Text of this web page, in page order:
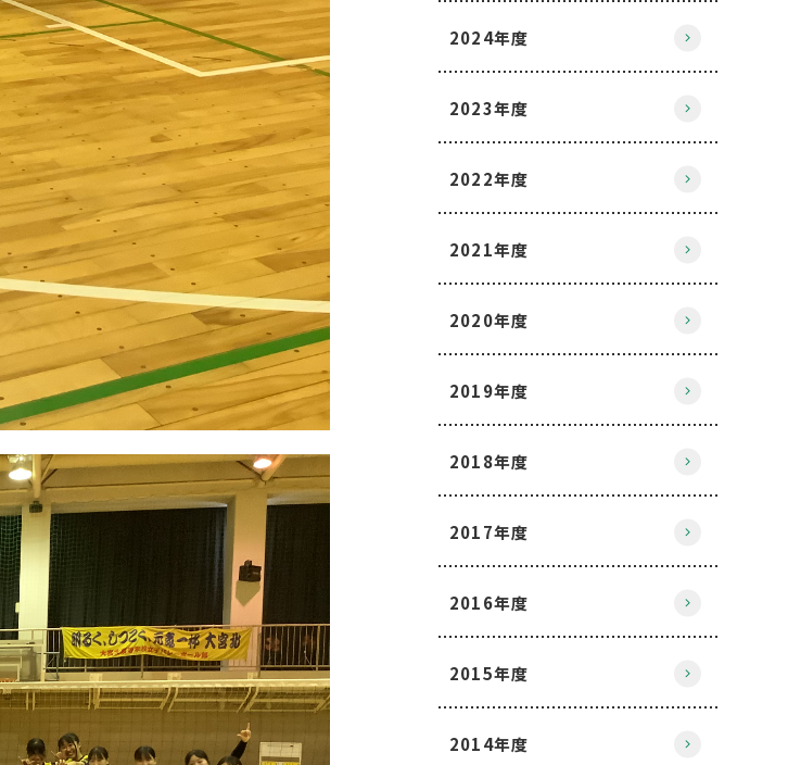
2024年度
2023年度
2022年度
2021年度
2020年度
2019年度
2018年度
2017年度
2016年度
2015年度
2014年度